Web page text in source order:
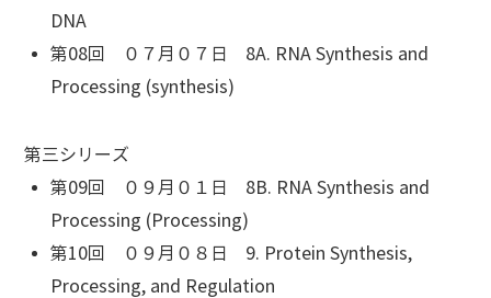
DNA
第08回 ０７月０７日 8A. RNA Synthesis and
Processing (synthesis)
第三シリーズ
第09回 ０９月０１日 8B. RNA Synthesis and
Processing (Processing)
第10回 ０９月０８日 9. Protein Synthesis,
Processing, and Regulation